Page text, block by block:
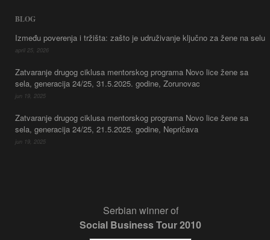
BLOG
Između poverenja i tržišta: zašto je udruživanje ključno za žene na selu
april 25, 2026
Zatvaranje drugog ciklusa mentorskog programa Novo lice žene sa
sela, generacija 24/25, 31.5.2025. godine, Zorunovac
jun 19, 2025
Zatvaranje drugog ciklusa mentorskog programa Novo lice žene sa
sela, generacija 24/25, 21.5.2025. godine, Nepričava
jun 19, 2025
Serbian winner of
Social Business Tour 2010